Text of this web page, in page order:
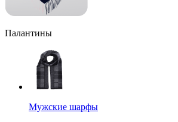
Палантины
Мужские шарфы